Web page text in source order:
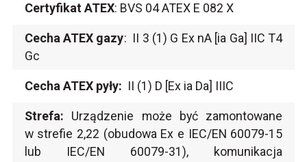
Certyfikat ATEX: BVS 04 ATEX E 082 X
Cecha ATEX gazy: II 3 (1) G Ex nA [ia Ga] IIC T4
Gc
Cecha ATEX pyły: II (1) D [Ex ia Da] IIIC
Strefa: Urządzenie może być zamontowane
w strefie 2,22 (obudowa Ex e IEC/EN 60079-15
lub IEC/EN 60079-31), komunikacja